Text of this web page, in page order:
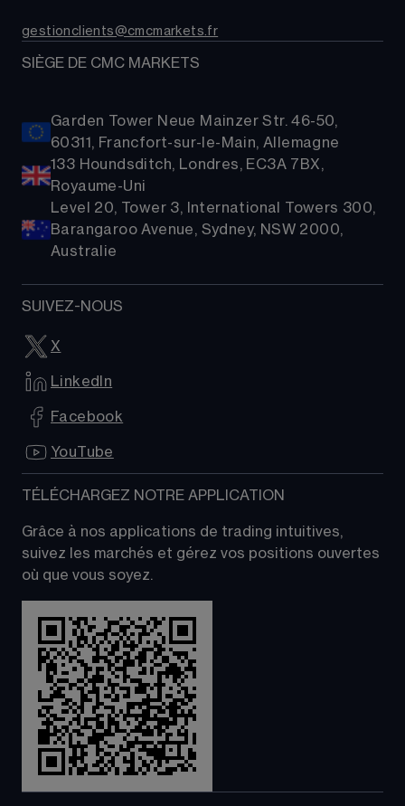
gestionclients@cmcmarkets.fr
SIÈGE DE CMC MARKETS
Garden Tower Neue Mainzer Str. 46-50,
60311, Francfort-sur-le-Main, Allemagne
133 Houndsditch, Londres, EC3A 7BX,
Royaume-Uni
Level 20, Tower 3, International Towers 300,
Barangaroo Avenue, Sydney, NSW 2000,
Australie
SUIVEZ-NOUS
X
LinkedIn
Facebook
YouTube
TÉLÉCHARGEZ NOTRE APPLICATION
Grâce à nos applications de trading intuitives,
suivez les marchés et gérez vos positions ouvertes
où que vous soyez.